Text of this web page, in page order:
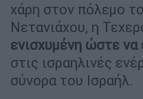
χάρη στον πόλεμο
Νετανιάχου, η
ενισχυμένη ώστε να
στις ισραηλινές
σύνορα του Ισραήλ.